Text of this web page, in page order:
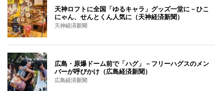
天神ロフトに全国「ゆるキャラ」グッズ一堂に－ひこ
にゃん、せんとくん人気に（天神経済新聞）
天神経済新聞
広島・原爆ドーム前で「ハグ」－フリーハグスのメン
バーが呼びかけ（広島経済新聞）
広島経済新聞